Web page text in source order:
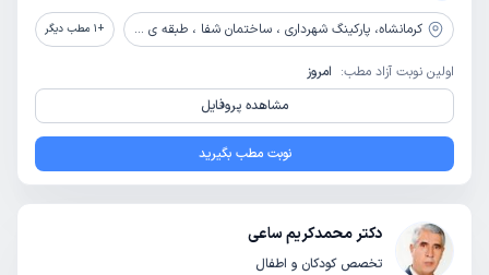
کرمانشاه، پارکینگ شهرداری ، ساختمان شفا ، طبقه ی همکف +
1 مطب دیگر
اولین نوبت آزاد مطب: امروز
مشاهده پروفایل
نوبت مطب بگیرید
دکتر محمدکریم ساعی
تخصص کودکان و اطفال